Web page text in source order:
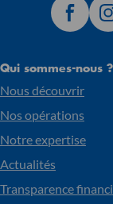
Qui sommes-nous ?
Nous découvrir
Nos opérations
Notre expertise
Actualités
Transparence